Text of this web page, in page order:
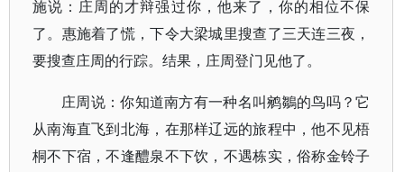
施说：庄周的才辩强过你，他来了，你的相位不保
了。惠施着了慌，下令大梁城里搜查了三天连三夜，
要搜查庄周的行踪。结果，庄周登门见他了。
庄周说：你知道南方有一种名叫鹓鶵的鸟吗？它
从南海直飞到北海，在那样辽远的旅程中，他不见梧
桐不下宿，不逢醴泉不下饮，不遇栋实，俗称金铃子